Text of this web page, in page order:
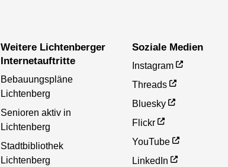
Weitere Lichtenberger
Internetauftritte
Bebauungspläne
Lichtenberg
Senioren aktiv in
Lichtenberg
Stadtbibliothek
Lichtenberg
Soziale Medien
Instagram
Threads
Bluesky
Flickr
YouTube
LinkedIn